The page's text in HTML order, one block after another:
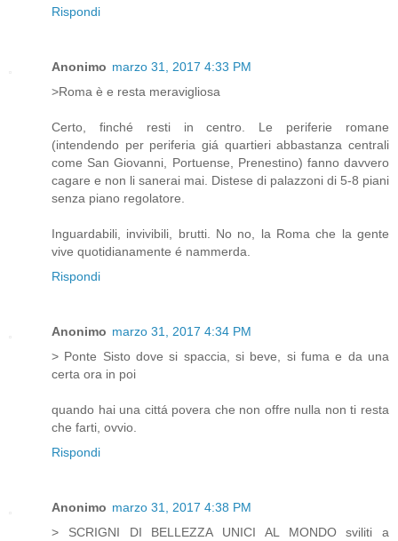
Rispondi
Anonimo marzo 31, 2017 4:33 PM
>Roma è e resta meravigliosa
Certo, finché resti in centro. Le periferie romane
(intendendo per periferia giá quartieri abbastanza centrali
come San Giovanni, Portuense, Prenestino) fanno davvero
cagare e non li sanerai mai. Distese di palazzoni di 5-8 piani
senza piano regolatore.
Inguardabili, invivibili, brutti. No no, la Roma che la gente
vive quotidianamente é nammerda.
Rispondi
Anonimo marzo 31, 2017 4:34 PM
> Ponte Sisto dove si spaccia, si beve, si fuma e da una
certa ora in poi
quando hai una cittá povera che non offre nulla non ti resta
che farti, ovvio.
Rispondi
Anonimo marzo 31, 2017 4:38 PM
> SCRIGNI DI BELLEZZA UNICI AL MONDO sviliti a